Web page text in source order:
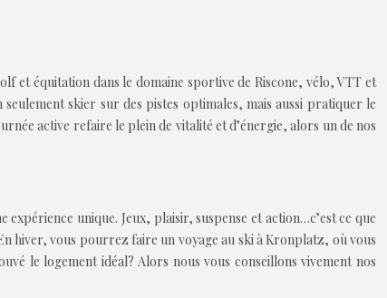
et équitation dans le domaine sportive de Riscone, vélo, VTT et
skier sur des pistes optimales, mais aussi pratiquer le
active refaire le plein de vitalité et d’énergie, alors un de nos
unique. Jeux, plaisir, suspense et action…c’est ce que
hiver, vous pourrez faire un voyage au ski à Kronplatz, où vous
le logement idéal? Alors nous vous conseillons vivement nos